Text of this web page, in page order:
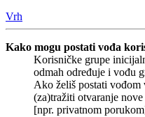
Vrh
Kako mogu postati vođa
Korisničke grupe
odmah određuje i vođu
Ako želiš postati vođom
(za)tražiti otvaranje
[npr. privatnom